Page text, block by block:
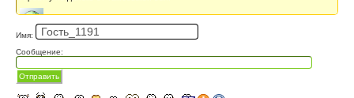
далеко от тамбовской обл.
Гость_1869:прив
Имя:
Сообщение:
Отправить